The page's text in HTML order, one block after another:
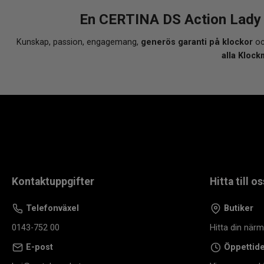
En CERTINA DS Action
Kunskap, passion, engagemang, generös garanti på klockor
alla
Kontaktuppgifter
Telefonväxel
0143-752 00
E-post
Hitta till
Butiker
Hitta din